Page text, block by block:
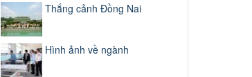
Thắng cảnh Đồng Nai
Hình ảnh về ngành